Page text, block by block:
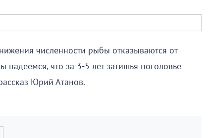
численности рыбы отказываются от
что за 3-5 лет затишья поголовье
Юрий Атанов.